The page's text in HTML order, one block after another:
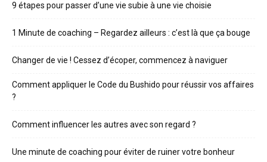
9 étapes pour passer d’une vie subie à une vie choisie
1 Minute de coaching – Regardez ailleurs : c’est là que ça bouge
Changer de vie ! Cessez d’écoper, commencez à naviguer
Comment appliquer le Code du Bushido pour réussir vos affaires
?
Comment influencer les autres avec son regard ?
Une minute de coaching pour éviter de ruiner votre bonheur